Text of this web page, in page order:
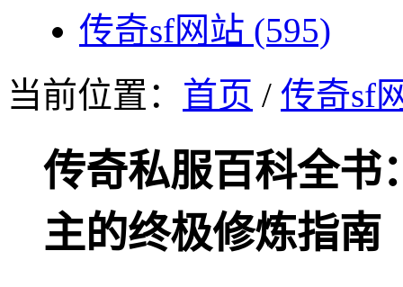
传奇sf网站 (595)
当前位置： 首页 / 传奇sf
传奇私服百科全书
主的终极修炼指南